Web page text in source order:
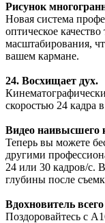
Рисунок
Новая система
оптическое
масштабирования,
вашем кармане.
24. Восхищает дух.
скоростью 24 кадра
Видео наивысшего
Теперь вы можете
другими
24 или 30 кадров/с.
глубины после
Вдохновитель всего
Поздоровайтесь с